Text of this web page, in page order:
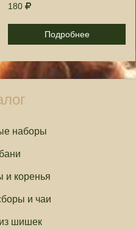
180
Подробнее
наборы
и коренья
и чаи
шишек